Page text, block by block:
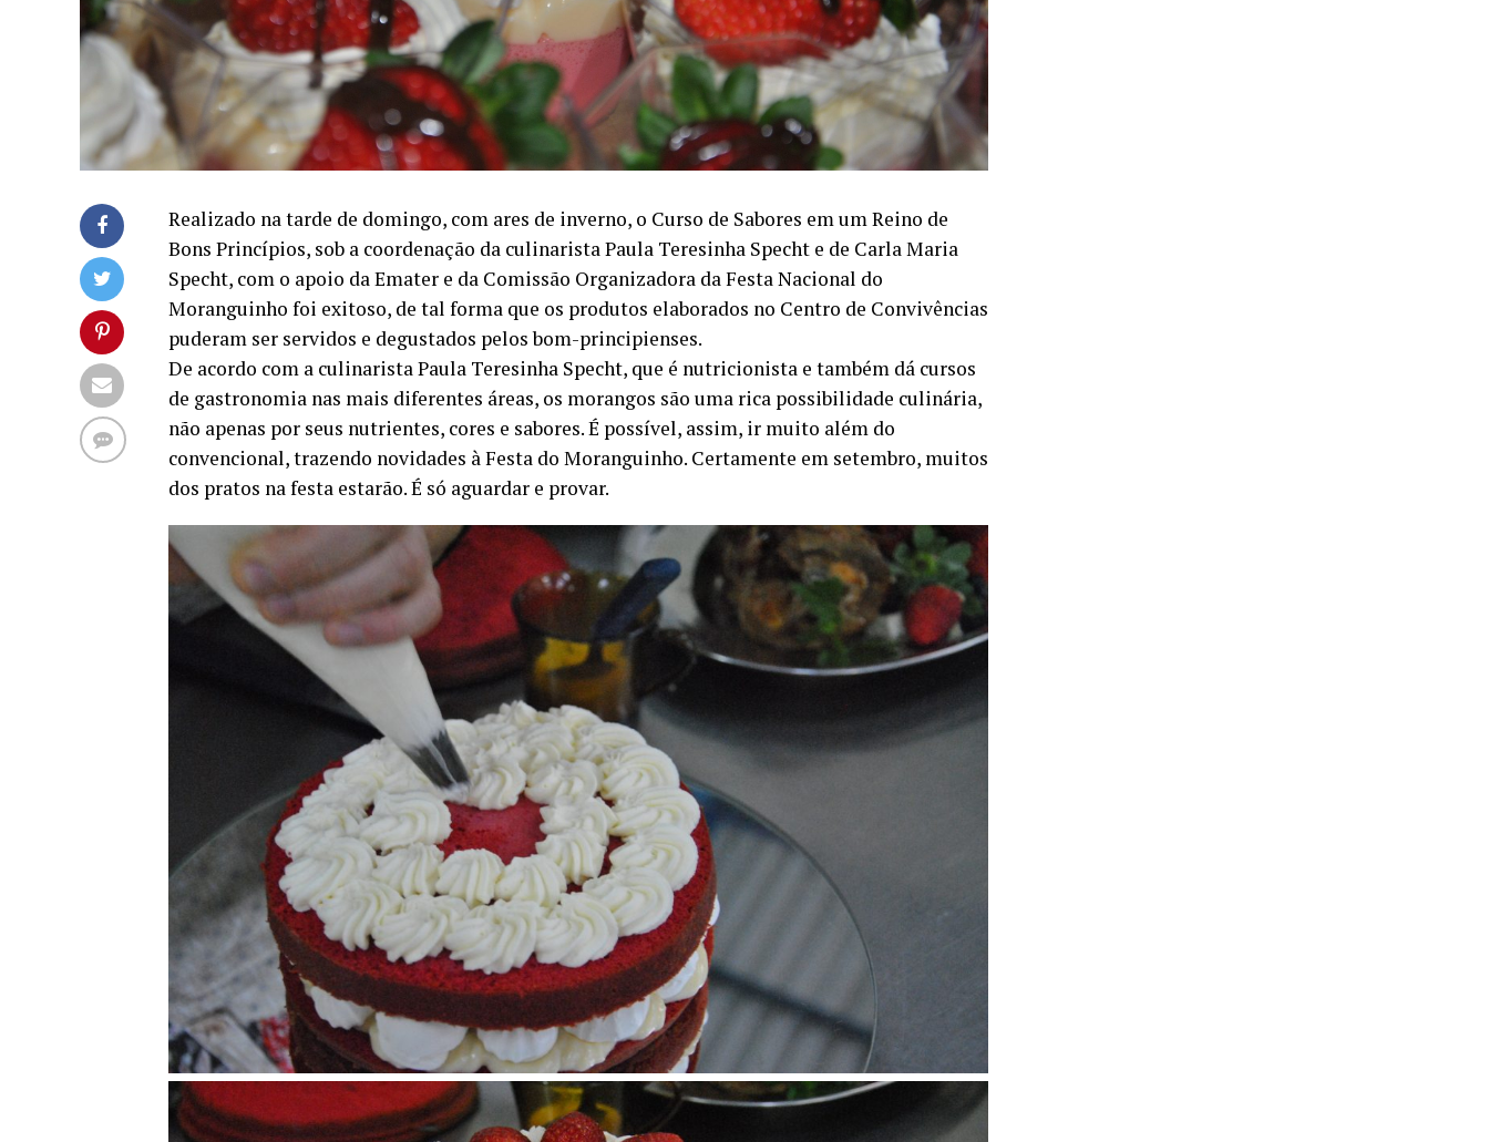
Realizado na tarde de domingo, com ares de inverno, o Curso de Sabores em um Reino de
Bons Princípios, sob a coordenação da culinarista Paula Teresinha Specht e de Carla Maria
Specht, com o apoio da Emater e da Comissão Organizadora da Festa Nacional do
Moranguinho foi exitoso, de tal forma que os produtos elaborados no Centro de Convivências
puderam ser servidos e degustados pelos bom-principienses.
De acordo com a culinarista Paula Teresinha Specht, que é nutricionista e também dá cursos
de gastronomia nas mais diferentes áreas, os morangos são uma rica possibilidade culinária,
não apenas por seus nutrientes, cores e sabores. É possível, assim, ir muito além do
convencional, trazendo novidades à Festa do Moranguinho. Certamente em setembro, muitos
dos pratos na festa estarão. É só aguardar e provar.